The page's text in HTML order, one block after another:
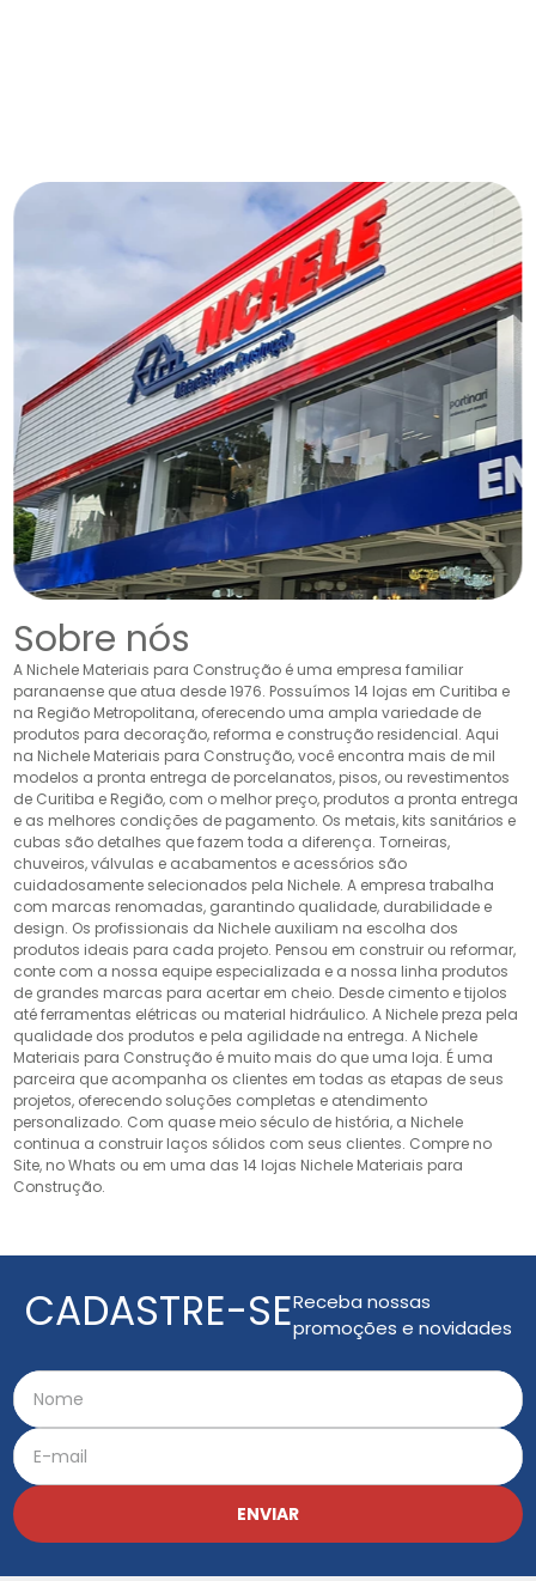
Sobre nós
A Nichele Materiais para Construção é uma empresa familiar
paranaense que atua desde 1976. Possuímos 14 lojas em Curitiba e
na Região Metropolitana, oferecendo uma ampla variedade de
produtos para decoração, reforma e construção residencial. Aqui
na Nichele Materiais para Construção, você encontra mais de mil
modelos a pronta entrega de porcelanatos, pisos, ou revestimentos
de Curitiba e Região, com o melhor preço, produtos a pronta entrega
e as melhores condições de pagamento. Os metais, kits sanitários e
cubas são detalhes que fazem toda a diferença. Torneiras,
chuveiros, válvulas e acabamentos e acessórios são
cuidadosamente selecionados pela Nichele. A empresa trabalha
com marcas renomadas, garantindo qualidade, durabilidade e
design. Os profissionais da Nichele auxiliam na escolha dos
produtos ideais para cada projeto. Pensou em construir ou reformar,
conte com a nossa equipe especializada e a nossa linha produtos
de grandes marcas para acertar em cheio. Desde cimento e tijolos
até ferramentas elétricas ou material hidráulico. A Nichele preza pela
qualidade dos produtos e pela agilidade na entrega. A Nichele
Materiais para Construção é muito mais do que uma loja. É uma
parceira que acompanha os clientes em todas as etapas de seus
projetos, oferecendo soluções completas e atendimento
personalizado. Com quase meio século de história, a Nichele
continua a construir laços sólidos com seus clientes. Compre no
Site, no Whats ou em uma das 14 lojas Nichele Materiais para
Construção.
CADASTRE-SEReceba nossas
promoções e novidades
ENVIAR